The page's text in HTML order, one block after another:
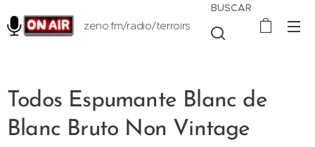
zeno.fm/radio/terroirs
BUSCAR
Todos Espumante Blanc de
Blanc Bruto Non Vintage